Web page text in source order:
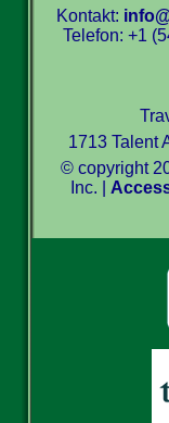
Kontakt:
Telefon: +1
1713 Talent
© copyright
Inc. |